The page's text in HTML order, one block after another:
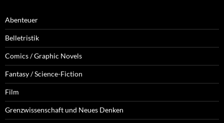
Abenteuer
Belletristik
Comics / Graphic Novels
Fantasy / Science-Fiction
Film
Grenzwissenschaft und Neues Denken